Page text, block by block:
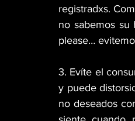
registradxs.
no sabemos su
please…
3. Evíte el
y puede
no deseados